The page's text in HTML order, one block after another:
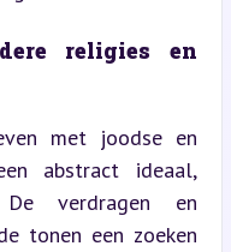
religies en
met joodse en
abstract ideaal,
verdragen en
tonen een zoeken